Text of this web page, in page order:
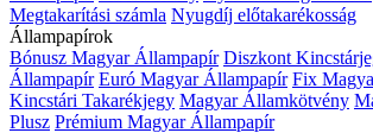
Megtakarítási számla Nyugdíj előtakarékosság
Állampapírok
Bónusz Magyar Állampapír Diszkont
Állampapír Euró Magyar Állampapír Fix
Kincstári Takarékjegy Magyar Államkötvény
Plusz Prémium Magyar Állampapír